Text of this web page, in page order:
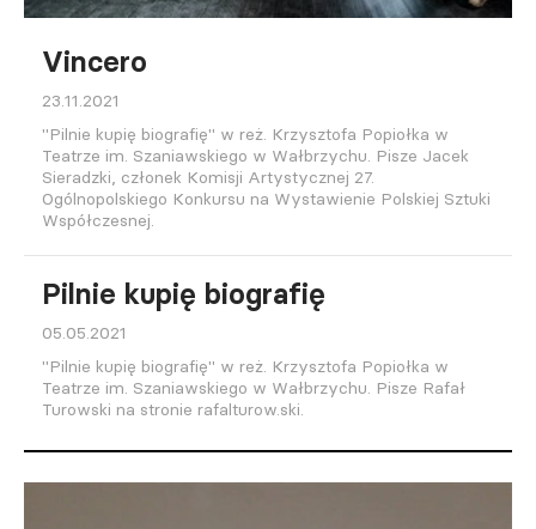
Vincero
23.11.2021
"Pilnie kupię biografię" w reż. Krzysztofa Popiołka w
Teatrze im. Szaniawskiego w Wałbrzychu. Pisze Jacek
Sieradzki, członek Komisji Artystycznej 27.
Ogólnopolskiego Konkursu na Wystawienie Polskiej Sztuki
Współczesnej.
Pilnie kupię biografię
05.05.2021
"Pilnie kupię biografię" w reż. Krzysztofa Popiołka w
Teatrze im. Szaniawskiego w Wałbrzychu. Pisze Rafał
Turowski na stronie rafalturow.ski.